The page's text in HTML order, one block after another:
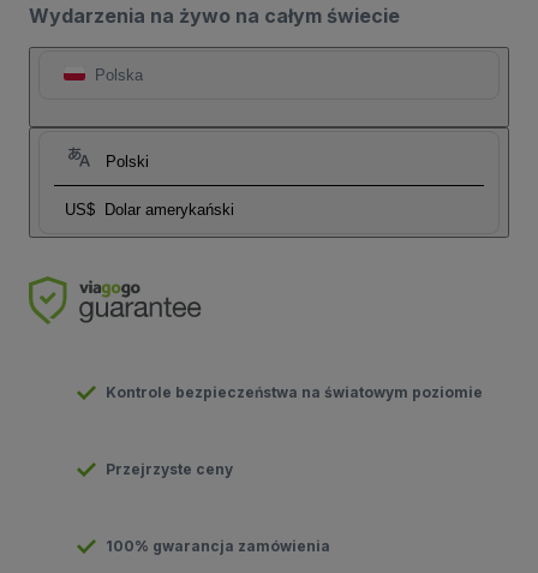
Wydarzenia na żywo na całym świecie
Polska
Polski
US$ Dolar amerykański
Kontrole bezpieczeństwa na światowym poziomie
Przejrzyste ceny
100% gwarancja zamówienia